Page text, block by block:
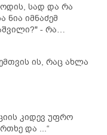
სად და რა
ნია იმნაძემ
- რა
ნია იმნაძის
ის, რაც ახლა
კიდევ უფრო
და ...“